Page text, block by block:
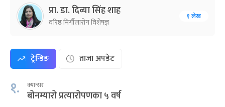
प्रा. डा. दिव्या सिंह शाह
वरिष्ठ मिर्गौलारोग विशेषज्ञ
१ लेख
ट्रेन्डिङ ताजा अपडेट
१. क्यान्सर
बोनम्यारो प्रत्यारोपणका ५ वर्ष